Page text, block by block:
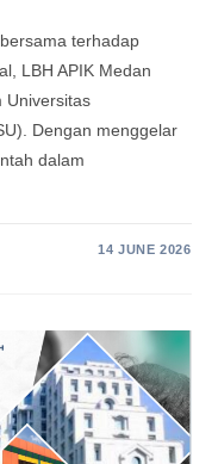
terhadap
LBH APIK Medan
Universitas
Dengan menggelar
dalam
14 JUNE 2026